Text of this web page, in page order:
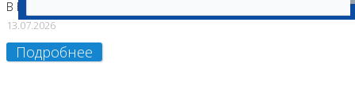
В Бутово
13.07.2026
Подробнее